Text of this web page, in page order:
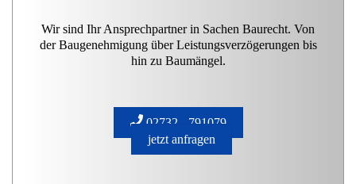
Wir sind Ihr Ansprechpartner in Sachen Baurecht. Von
der Baugenehmigung über Leistungsverzögerungen bis
hin zu Baumängel.
02732 - 791079
jetzt anfragen